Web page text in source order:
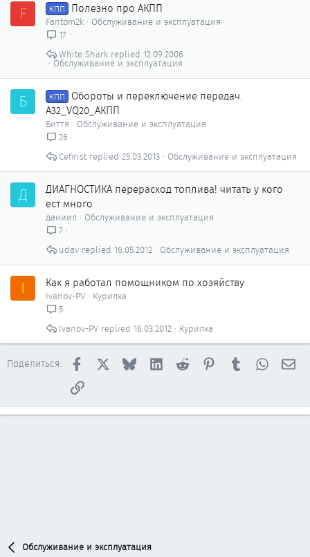
F КПП Полезно про АКПП
Fantom2k
Обслуживание и эксплуатация
17
Обслуживание и эксплуатация
12.09.2006
White Shark
Б КПП
Обороты и переключение передач.
А32_VQ20_АКПП
Биття
Обслуживание и эксплуатация
26
Обслуживание и эксплуатация
25.03.2013
Cefirist
Д
ДИАГНОСТИКА перерасход топлива! читать у кого
ест много
даниил
Обслуживание и эксплуатация
7
Обслуживание и эксплуатация
16.05.2012
udav
I Как я работал помощником по хозяйству
Ivanov-PV
Курилка
5
Курилка
16.03.2012
Ivanov-PV
Поделиться: Facebook BlueskyLinkedInReddit PinterestTumblr
Ссылка
Обслуживание и эксплуатация